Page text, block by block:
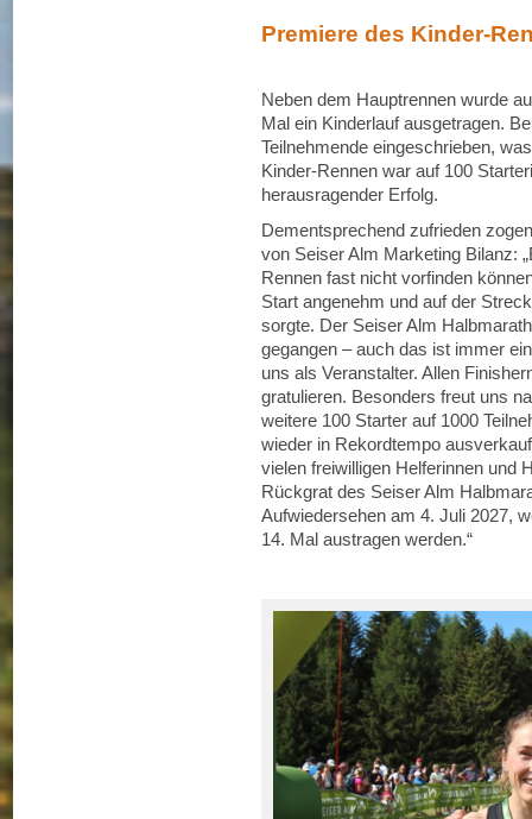
Premiere des Kinder-
Neben dem Hauptrennen wurde
Mal ein Kinderlauf ausgetragen.
Teilnehmende eingeschrieben,
Kinder-Rennen war auf 100
herausragender Erfolg.
Dementsprechend zufrieden
von Seiser Alm Marketing Bilanz:
Rennen fast nicht vorfinden
Start angenehm und auf der
sorgte. Der Seiser Alm
gegangen – auch das ist immer
uns als Veranstalter. Allen
gratulieren. Besonders freut uns
weitere 100 Starter auf 1000
wieder in Rekordtempo
vielen freiwilligen Helferinnen und
Rückgrat des Seiser Alm
Aufwiedersehen am 4. Juli 2027,
14. Mal austragen werden.“